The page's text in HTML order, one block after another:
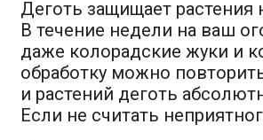
Деготь защищает растения
В течение недели на ваш
даже колорадские жуки и
обработку можно
и растений деготь
Если не считать